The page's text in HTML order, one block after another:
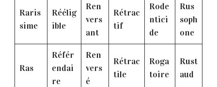
Raris
sime
Réélig
ible
Ren
vers
ant
Rétrac
tif
Rode
ntici
de
Rus
soph
one
Ras
Référ
endai
re
Ren
vers
é
Rétrac
tile
Roga
toire
Rust
aud